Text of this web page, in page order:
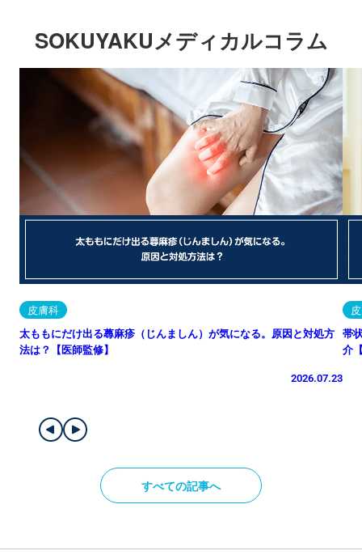
SOKUYAKUメディカルコラム
皮膚科
太ももにだけ出る蕁麻疹（じんましん）が気になる。原因と対処方
法は？【医師監修】
2026.07.23
帯
介
すべての記事へ